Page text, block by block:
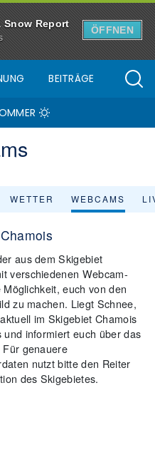
Snow Report
ÖFFNEN
BEITRÄGE
WETTER WEBCAMS
aus dem Skigebiet
verschiedenen Webcam-
euch von den
zu machen. Liegt Schnee,
im Skigebiet Chamois
informiert euch über das
genauere
nutzt bitte den Reiter
des Skigebietes.